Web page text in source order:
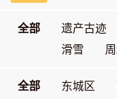
全部 遗产古迹
滑雪
全部 东城区